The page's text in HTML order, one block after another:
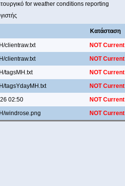
for weather conditions reporting
Κατάσταση
clientraw.txt NOT Current
clientraw.txt NOT Current
tagsMH.txt NOT Current
tagsYdayMH.txt NOT Current
02:50 NOT Current
windrose.png NOT Current